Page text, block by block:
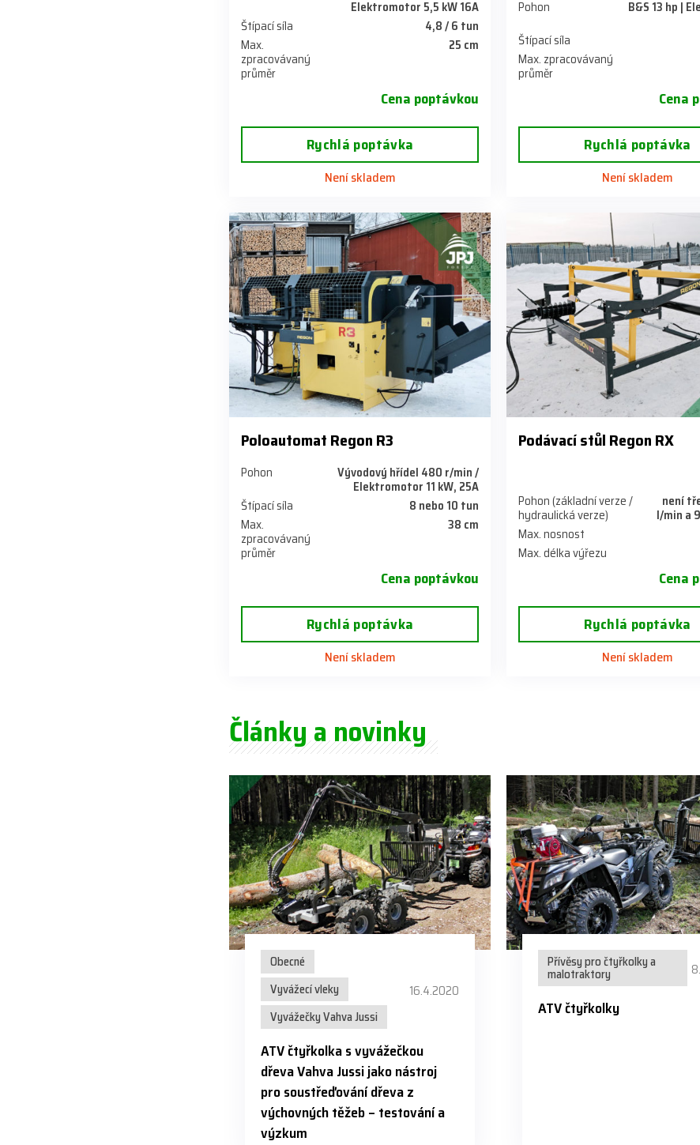
Elektromotor 5,5 kW 16A
Štípací síla
4,8 / 6 tun
Max.
zpracovávaný
průměr
25 cm
Cena poptávkou
Rychlá poptávka
Není skladem
Pohon B&S 13 hp |
Štípací síla
Max. zpracovávaný
průměr
Cena
Rychlá poptávka
Není skladem
Poloautomat Regon R3
Pohon Vývodový hřídel 480 r/min /
Elektromotor 11 kW, 25A
Štípací síla
8 nebo 10 tun
Max.
zpracovávaný
průměr
38 cm
Cena poptávkou
Rychlá poptávka
Není skladem
Podávací stůl Regon RX
Pohon (základní verze /
hydraulická verze)
není
l/min a
Max. nosnost
Max. délka výřezu
Cena
Rychlá poptávka
Není skladem
Články a novinky
Obecné
Vyvážecí vleky
Vyvážečky Vahva Jussi
16.4.2020
ATV čtyřkolka s vyvážečkou
dřeva Vahva Jussi jako nástroj
pro soustřeďování dřeva z
výchovných těžeb – testování a
výzkum
Přívěsy pro čtyřkolky a
malotraktory
ATV čtyřkolky